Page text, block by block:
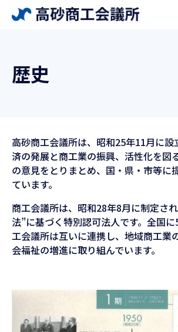
歴史
高砂商工会議所は、昭和25年11月に設
済の発展と商工業の振興、活性化を図
の意見をとりまとめ、国・県・市等に
ています。
商工会議所は、昭和28年8月に制定さ
法”に基づく特別認可法人です。全国
工会議所は互いに連携し、地域商工業
会福祉の増進に取り組んでいます。